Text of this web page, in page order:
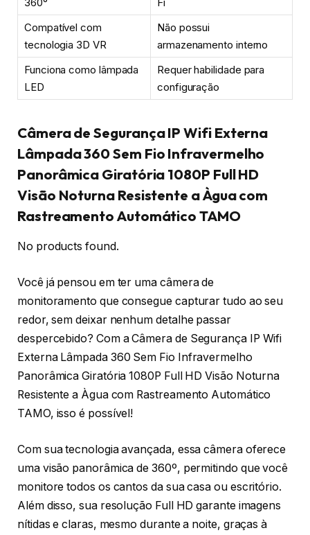
Compatível com
tecnologia 3D VR
Não possui
armazenamento interno
Funciona como lâmpada
LED
Requer habilidade para
configuração
Câmera de Segurança IP Wifi Externa
Lâmpada 360 Sem Fio Infravermelho
Panorâmica Giratória 1080P Full HD
Visão Noturna Resistente a Àgua com
Rastreamento Automático TAMO
No products found.
Você já pensou em ter uma câmera de
monitoramento que consegue capturar tudo ao seu
redor, sem deixar nenhum detalhe passar
despercebido? Com a Câmera de Segurança IP Wifi
Externa Lâmpada 360 Sem Fio Infravermelho
Panorâmica Giratória 1080P Full HD Visão Noturna
Resistente a Àgua com Rastreamento Automático
TAMO, isso é possível!
Com sua tecnologia avançada, essa câmera oferece
uma visão panorâmica de 360º, permitindo que você
monitore todos os cantos da sua casa ou escritório.
Além disso, sua resolução Full HD garante imagens
nítidas e claras, mesmo durante a noite, graças à